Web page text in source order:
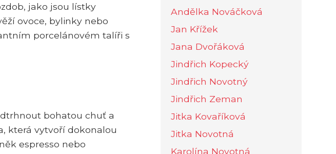
jako jsou lístky
ovoce, bylinky nebo
porcelánovém talíři s
bohatou chuť a
která vytvoří dokonalou
espresso nebo
Andělka Nováčková
Jan Křížek
Jana Dvořáková
Jindřich Kopecký
Jindřich Novotný
Jindřich Zeman
Jitka Kovaříková
Jitka Novotná
Karolína Novotná